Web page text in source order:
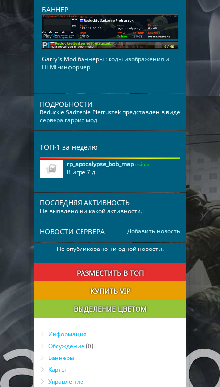
БАННЕР
Garry's Mod баннеры : коды изображения и
HTML-информер
ПОДРОБНОСТИ
Reduckie Sadzenie Pietruszek представлен в виде
сервера гаррис мод.
ТОП-1 за неделю
rp_apocalypse_bob_map сейчас
В игре 7 д.
ПОСЛЕДНЯЯ АКТИВНОСТЬ
Не выявлено ни какой активности.
Добавить новость
НОВОСТИ СЕРВЕРА
Не опубликовано ни одной новости.
РАЗМЕСТИТЬ В ТОП
КУПИТЬ VIP
ВЫДЕЛЕНИЕ ЦВЕТОМ
Информация
Обсуждение (0)
Баннеры
Карты
Управление